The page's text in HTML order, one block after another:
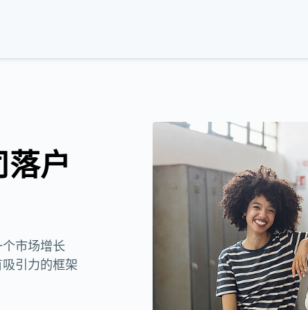
户
市场增长
引力的框架